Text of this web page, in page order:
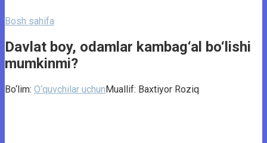
Bosh sahifa
Davlat boy, odamlar kambag‘al bo‘lishi
mumkinmi?
Bo‘lim: O‘quvchilar uchunMuallif: Baxtiyor Roziq